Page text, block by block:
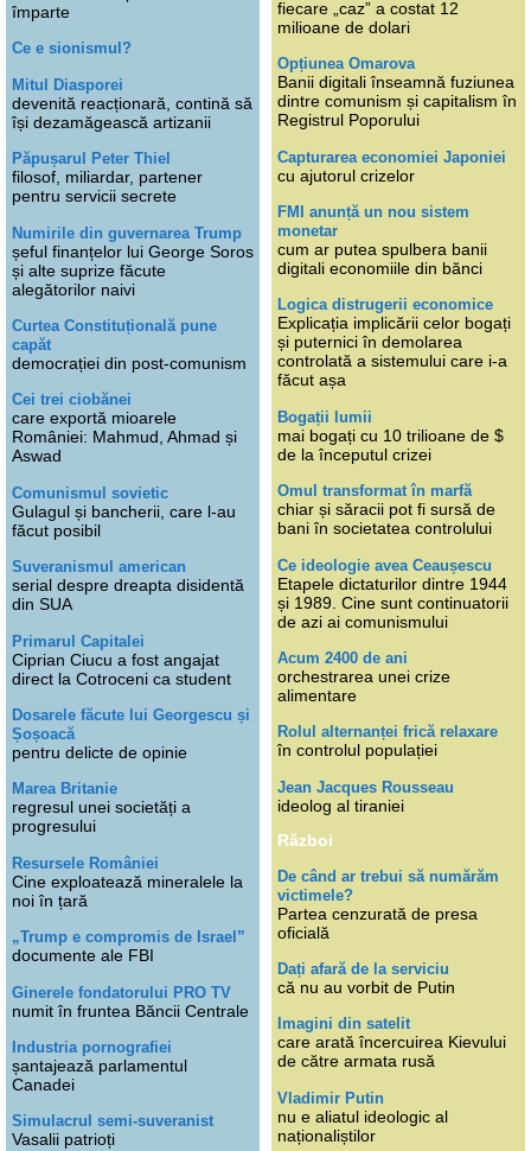
împarte
Ce e sionismul?
Mitul Diasporei
devenită reacționară, contină să
își dezamăgească artizanii
Păpușarul Peter Thiel
filosof, miliardar, partener
pentru servicii secrete
Numirile din guvernarea Trump
șeful finanțelor lui George Soros
și alte suprize făcute
alegătorilor naivi
Curtea Constituțională pune
capăt
democrației din post-comunism
Cei trei ciobănei
care exportă mioarele
României: Mahmud, Ahmad și
Aswad
Comunismul sovietic
Gulagul și bancherii, care l-au
făcut posibil
Suveranismul american
serial despre dreapta disidentă
din SUA
Primarul Capitalei
Ciprian Ciucu a fost angajat
direct la Cotroceni ca student
Dosarele făcute lui Georgescu și
Șoșoacă
pentru delicte de opinie
Marea Britanie
regresul unei societăți a
progresului
Resursele României
Cine exploatează mineralele la
noi în țară
„Trump e compromis de Israel”
documente ale FBI
Ginerele fondatorului PRO TV
numit în fruntea Băncii Centrale
Industria pornografiei
șantajează parlamentul
Canadei
Simulacrul semi-suveranist
Vasalii patrioți
fiecare „caz” a costat 12
milioane de dolari
Opțiunea Omarova
Banii digitali înseamnă fuziunea
dintre comunism și capitalism în
Registrul Poporului
Capturarea economiei Japoniei
cu ajutorul crizelor
FMI anunță un nou sistem
monetar
cum ar putea spulbera banii
digitali economiile din bănci
Logica distrugerii economice
Explicația implicării celor bogați
și puternici în demolarea
controlată a sistemului care i-a
făcut așa
Bogații lumii
mai bogați cu 10 trilioane de $
de la începutul crizei
Omul transformat în marfă
chiar și săracii pot fi sursă de
bani în societatea controlului
Ce ideologie avea Ceaușescu
Etapele dictaturilor dintre 1944
și 1989. Cine sunt continuatorii
de azi ai comunismului
Acum 2400 de ani
orchestrarea unei crize
alimentare
Rolul alternanței frică relaxare
în controlul populației
Jean Jacques Rousseau
ideolog al tiraniei
Război
De când ar trebui să numărăm
victimele?
Partea cenzurată de presa
oficială
Dați afară de la serviciu
că nu au vorbit de Putin
Imagini din satelit
care arată încercuirea Kievului
de către armata rusă
Vladimir Putin
nu e aliatul ideologic al
naționaliștilor